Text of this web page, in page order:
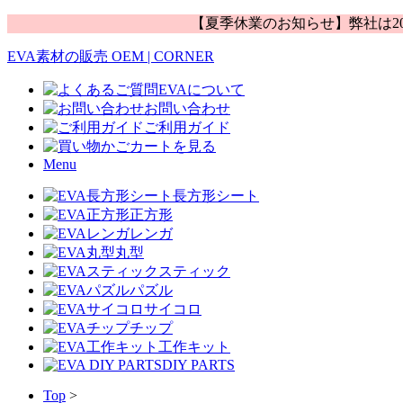
【夏季休業のお知らせ】弊社は
EVA素材の販売 OEM | CORNER
EVAについて
お問い合わせ
ご利用ガイド
カートを見る
Menu
長方形シート
正方形
レンガ
丸型
スティック
パズル
サイコロ
チップ
工作キット
DIY PARTS
Top >